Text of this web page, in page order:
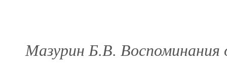
Мазурин Б.В. Воспоминания